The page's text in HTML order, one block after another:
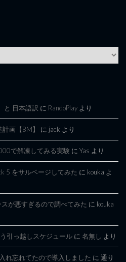
と 日本語訳 に RandoPlay より
画【BM】 に jack より
で解凍してみる実験 に Yas より
5 をサルベージしてみた に kouka よ
が悪すぎるので調べてみた に kouka
引っ越しスケジュール に 名無し より
れ忘れてたので導入しました に 通り